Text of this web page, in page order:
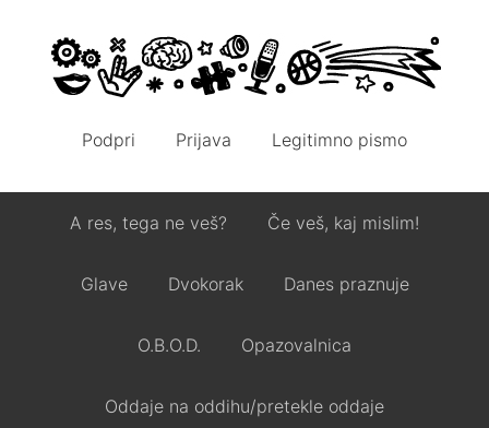
Podpri Prijava Legitimno pismo
A res, tega ne veš? Če veš, kaj mislim!
Glave Dvokorak Danes praznuje
O.B.O.D. Opazovalnica
Oddaje na oddihu/pretekle oddaje